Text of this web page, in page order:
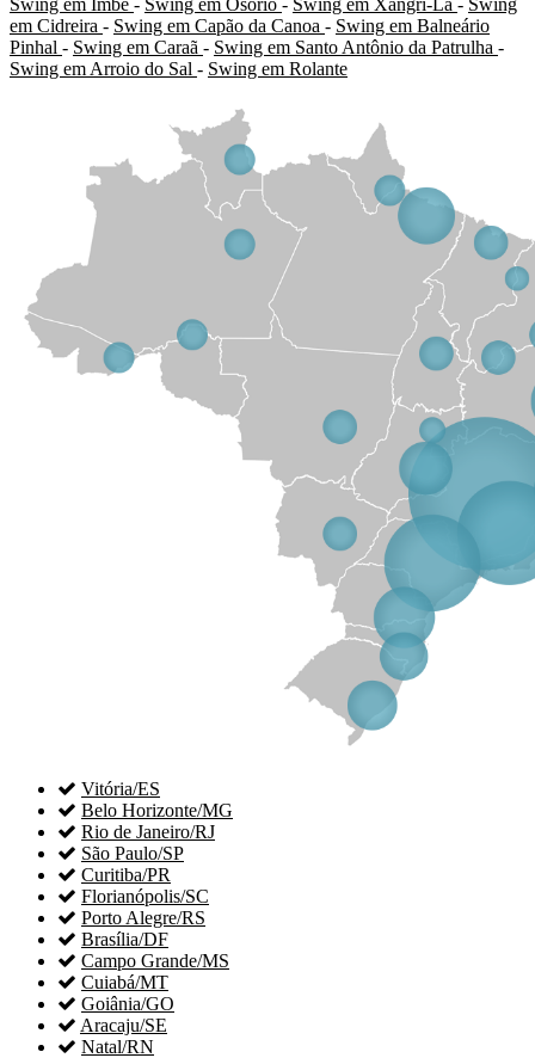
Swing em Imbé - Swing em Osório - Swing em Xangri-Lá - Swing
em Cidreira - Swing em Capão da Canoa - Swing em Balneário
Pinhal - Swing em Caraã - Swing em Santo Antônio da Patrulha -
Swing em Arroio do Sal - Swing em Rolante
 Vitória/ES
 Belo Horizonte/MG
 Rio de Janeiro/RJ
 São Paulo/SP
 Curitiba/PR
 Florianópolis/SC
 Porto Alegre/RS
 Brasília/DF
 Campo Grande/MS
 Cuiabá/MT
 Goiânia/GO
 Aracaju/SE
 Natal/RN